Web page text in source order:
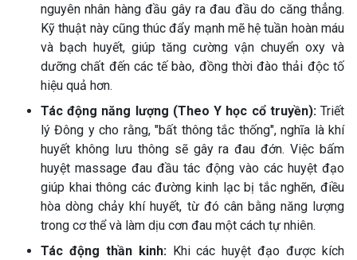
nguyên nhân hàng đầu gây ra đau đầu do căng thẳng.
Kỹ thuật này cũng thúc đẩy mạnh mẽ hệ tuần hoàn máu
và bạch huyết, giúp tăng cường vận chuyển oxy và
dưỡng chất đến các tế bào, đồng thời đào thải độc tố
hiệu quả hơn.
Tác động năng lượng (Theo Y học cổ truyền):Triết
lý Đông y cho rằng, "bất thông tắc thống", nghĩa là khí
huyết không lưu thông sẽ gây ra đau đớn. Việc bấm
huyệt massage đau đầu tác động vào các huyệt đạo
giúp khai thông các đường kinh lạc bị tắc nghẽn, điều
hòa dòng chảy khí huyết, từ đó cân bằng năng lượng
trong cơ thể và làm dịu cơn đau một cách tự nhiên.
Tác động thần kinh:Khi các huyệt đạo được kích